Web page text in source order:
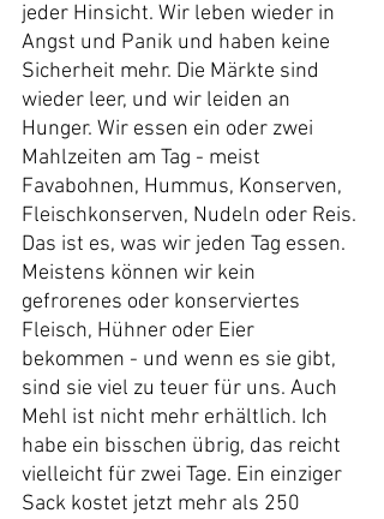
jeder Hinsicht. Wir leben wieder in
Angst und Panik und haben keine
Sicherheit mehr. Die Märkte sind
wieder leer, und wir leiden an
Hunger. Wir essen ein oder zwei
Mahlzeiten am Tag - meist
Favabohnen, Hummus, Konserven,
Fleischkonserven, Nudeln oder Reis.
Das ist es, was wir jeden Tag essen.
Meistens können wir kein
gefrorenes oder konserviertes
Fleisch, Hühner oder Eier
bekommen - und wenn es sie gibt,
sind sie viel zu teuer für uns. Auch
Mehl ist nicht mehr erhältlich. Ich
habe ein bisschen übrig, das reicht
vielleicht für zwei Tage. Ein einziger
Sack kostet jetzt mehr als 250